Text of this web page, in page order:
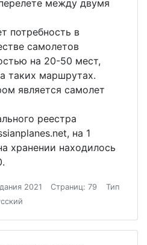
между двумя
потребность в
самолетов
на 20-50 мест,
таких маршрутах.
является самолет
реестра
на 1
хранении находилось
2021 Страниц: 79
Тип